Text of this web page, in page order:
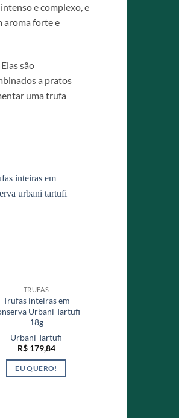
e complexo, e
aroma forte e
são
a pratos
uma trufa
TRUFAS
Trufas inteiras em
Urbani Tartufi
18g
Urbani Tartufi
R$179,84
EU QUERO!